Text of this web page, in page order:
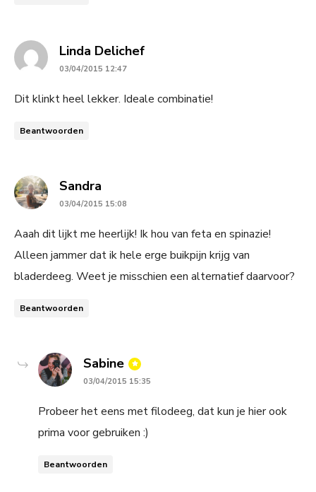
Linda Delichefsays:
03/04/2015 12:47
Dit klinkt heel lekker. Ideale combinatie!
Beantwoorden
Sandra
03/04/2015 15:08
Aaah dit lijkt me heerlijk! Ik hou van feta en spinazie!
Alleen jammer dat ik hele erge buikpijn krijg van
bladerdeeg. Weet je misschien een alternatief daarvoor?
Beantwoorden
Sabine says:
03/04/2015 15:35
Probeer het eens met filodeeg, dat kun je hier ook
prima voor gebruiken :)
Beantwoorden